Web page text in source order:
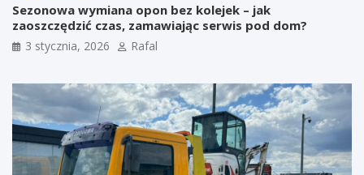
Sezonowa wymiana opon bez kolejek – jak
zaoszczędzić czas, zamawiając serwis pod dom?
3 stycznia, 2026 Rafal